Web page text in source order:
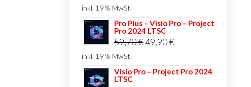
war:
44,80 €
ist:
inkl. 19 % MwSt.
Pro Plus – Visio Pro – Project
Pro 2024 LTSC
59,70€Ursprünglicher
war:
49,90€Aktueller
ist:
inkl. 19 % MwSt.
Visio Pro – Project Pro 2024
LTSC